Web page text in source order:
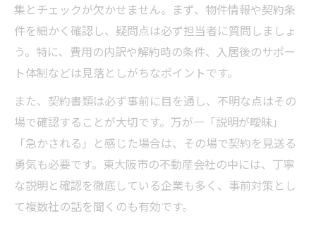
集とチェックが欠かせません。まず、物件情報や契約条
件を細かく確認し、疑問点は必ず担当者に質問しましょ
う。特に、費用の内訳や解約時の条件、入居後のサポー
ト体制などは見落としがちなポイントです。
また、契約書類は必ず事前に目を通し、不明な点はその
場で確認することが大切です。万が一「説明が曖昧」
「急かされる」と感じた場合は、その場で契約を見送る
勇気も必要です。東大阪市の不動産会社の中には、丁寧
な説明と確認を徹底している企業も多く、事前対策とし
て複数社の話を聞くのも有効です。